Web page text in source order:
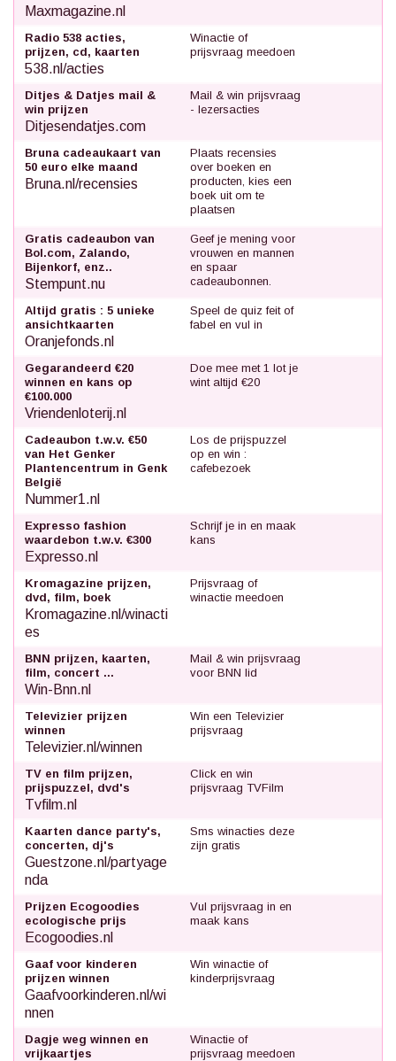
Maxmagazine.nl
Radio 538 acties,
prijzen, cd, kaarten
538.nl/acties
Winactie of
prijsvraag meedoen
Ditjes & Datjes mail &
win prijzen
Ditjesendatjes.com
Mail & win prijsvraag
- lezersacties
Bruna cadeaukaart van
50 euro elke maand
Bruna.nl/recensies
Plaats recensies
over boeken en
producten, kies een
boek uit om te
plaatsen
Gratis cadeaubon van
Bol.com, Zalando,
Bijenkorf, enz..
Stempunt.nu
Geef je mening voor
vrouwen en mannen
en spaar
cadeaubonnen.
Altijd gratis : 5 unieke
ansichtkaarten
Oranjefonds.nl
Speel de quiz feit of
fabel en vul in
Gegarandeerd €20
winnen en kans op
€100.000
Vriendenloterij.nl
Doe mee met 1 lot je
wint altijd €20
Cadeaubon t.w.v. €50
van Het Genker
Plantencentrum in Genk
België
Nummer1.nl
Los de prijspuzzel
op en win :
cafebezoek
Expresso fashion
waardebon t.w.v. €300
Expresso.nl
Schrijf je in en maak
kans
Kromagazine prijzen,
dvd, film, boek
Kromagazine.nl/winacti
es
Prijsvraag of
winactie meedoen
BNN prijzen, kaarten,
film, concert ...
Win-Bnn.nl
Mail & win prijsvraag
voor BNN lid
Televizier prijzen
winnen
Televizier.nl/winnen
Win een Televizier
prijsvraag
TV en film prijzen,
prijspuzzel, dvd's
Tvfilm.nl
Click en win
prijsvraag TVFilm
Kaarten dance party's,
concerten, dj's
Guestzone.nl/partyage
nda
Sms winacties deze
zijn gratis
Prijzen Ecogoodies
ecologische prijs
Ecogoodies.nl
Vul prijsvraag in en
maak kans
Gaaf voor kinderen
prijzen winnen
Gaafvoorkinderen.nl/wi
nnen
Win winactie of
kinderprijsvraag
Dagje weg winnen en
vrijkaartjes
Winactie of
prijsvraag meedoen